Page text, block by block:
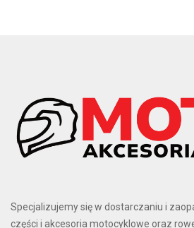
Specjalizujemy się w dostarczaniu i
części i akcesoria motocyklowe oraz